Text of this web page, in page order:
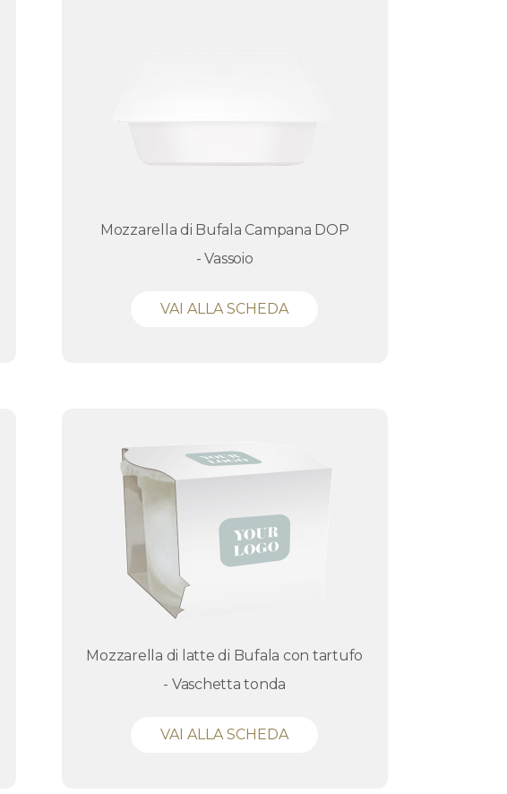
Mozzarella di Bufala Campana DOP
- Vassoio
VAI ALLA SCHEDA
Mozzarella di latte di Bufala con tartufo
- Vaschetta tonda
VAI ALLA SCHEDA